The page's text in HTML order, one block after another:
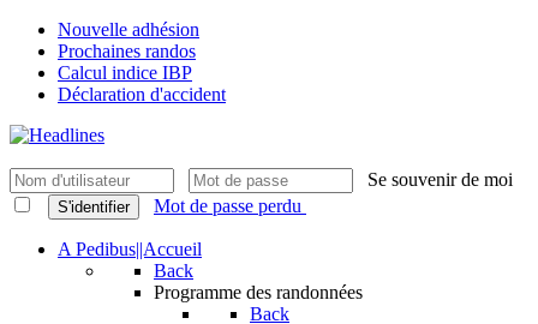
Nouvelle adhésion
Prochaines randos
Calcul indice IBP
Déclaration d'accident
Se souvenir de moi
S'identifier Mot de passe perdu
A Pedibus||Accueil
Back
Programme des randonnées
Back